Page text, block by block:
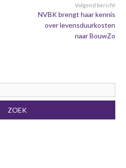
Volgend bericht
NVBK brengt haar kennis
over levensduurkosten
naar BouwZo
ZOEK